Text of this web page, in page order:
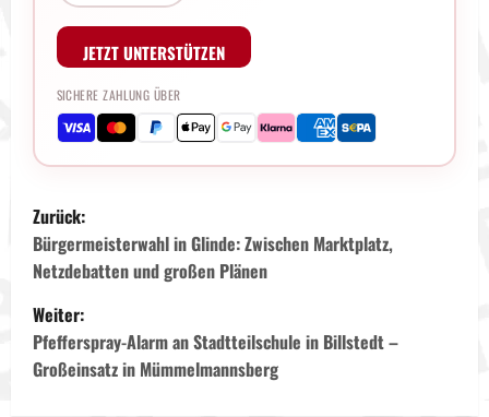
JETZT UNTERSTÜTZEN
SICHERE ZAHLUNG ÜBER
B
e
i
t
r
Zurück:
Bürgermeisterwahl in Glinde: Zwischen Marktplatz,
Netzdebatten und großen Plänen
Weiter:
Pfefferspray-Alarm an Stadtteilschule in Billstedt –
Großeinsatz in Mümmelmannsberg